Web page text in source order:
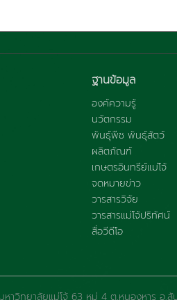
ฐานข้อมูล
องค์ความรู้
นวัตกรรม
พันธุ์พืช พันธุ์สัตว์
ผลิตภัณฑ์
เกษตรอินทรีย์แม่โจ้
จดหมายข่าว
วารสารวิจัย
วารสารแม่โจ้ปริทัศน์
สื่อวีดีโอ
มหาวิทยาลัยแม่โจ้ 63 หมู่ 4 ต.หนองหาร อ.